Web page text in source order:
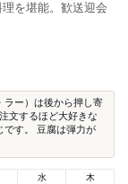
を堪能。歓送迎会
ラー）は後から押し寄
文するほど大好きな
です。 豆腐は弾力が
水 木